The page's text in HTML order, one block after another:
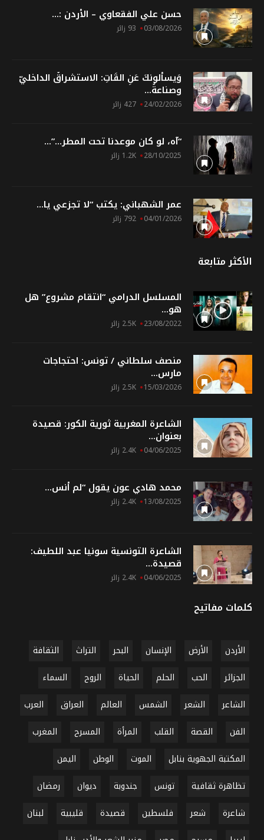
حسن علي الفقعاوي – الأردن :...
03/08/2026 93 زائر
وَيسألونكَ عَنِ القَاتِ: الاستشراقُ الداخليّ
وصناعةُ...
24/02/2026 427 زائر
“آه، لو كان موعدنا تحت المطر…”...
28/10/2025 1.2K زائر
عمر الشهباني: يكتب “لا تجزعي يا...
04/01/2026 792 زائر
الأكثر متابعة
المسلسل الدرامي “انتقام مشروع” هل
هو...
23/08/2022 2.5K زائر
منصف سلطاني / تونس: احتجاجات
مارس...
15/03/2026 2.5K زائر
الشاعرة المغربية ثورية الكور: قصيدة
بعنوان...
04/06/2025 2.4K زائر
محمد هادي عون يقول “لم أنس...
13/08/2025 2.4K زائر
الشاعرة التونسية سونيا عبد اللطيف:
قصيدة...
04/06/2025 2.4K زائر
كلمات مفاتيح
الأردن الأرض الإنسان البحر التراث
الثقافة
الجزائر
الحب الحلم الحياة الروح
السماء
الشاعر
الشعر الشمس العالم العراق
العرب
الفن
القصة القلب المرأة المسرح
المغرب
المكتبة الجهوية بنابل
الموت الوطن
اليمن
تظاهرة ثقافية
تونس جندوبة ديوان
رمضان
شاعرة
شعر فلسطين قصيدة قليبية
لبنان